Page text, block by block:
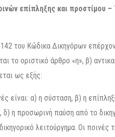
επίπληξης και προστίμου
του Κώδικα Δικηγόρων
το οριστικό άρθρο «η», β)
ως εξής:
είναι: α) η σύσταση, β) η
η προσωρινή παύση από το
λειτούργημα. Οι